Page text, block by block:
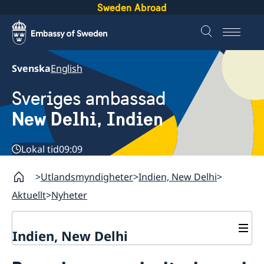
Sweden Abroad
SvenskaEnglish
Sveriges ambassad
New Delhi, Indien
Lokal tid09:09
Utlandsmyndigheter Indien, New Delhi
Aktuellt Nyheter
Indien, New Delhi